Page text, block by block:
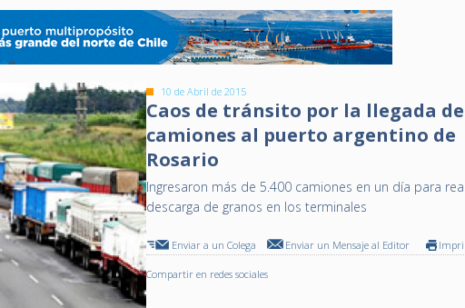
10 de Abril de 2015
Caos de tránsito por la llegada de
camiones al puerto argentino de
Rosario
Ingresaron más de 5.400 camiones en un día para
descarga de granos en los terminales
Enviar a un Colega Enviar un Mensaje al Editor
Compartir en redes sociales